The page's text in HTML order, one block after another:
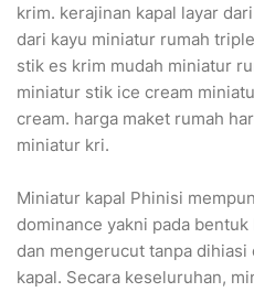
krim. kerajinan kapal layar
dari kayu miniatur rumah
stik es krim mudah miniatur
miniatur stik ice cream
cream. harga maket rumah
miniatur kri.
Miniatur kapal Phinisi
dominance yakni pada
dan mengerucut tanpa
kapal. Secara keseluruhan,